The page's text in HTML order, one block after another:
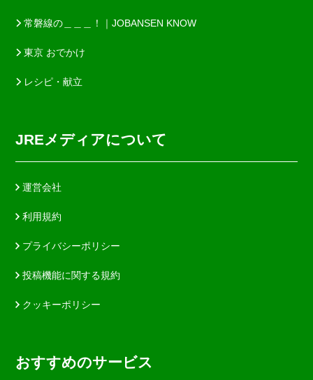
常磐線の＿＿＿！｜JOBANSEN KNOW
東京 おでかけ
レシピ・献立
JREメディアについて
運営会社
利用規約
プライバシーポリシー
投稿機能に関する規約
クッキーポリシー
おすすめのサービス